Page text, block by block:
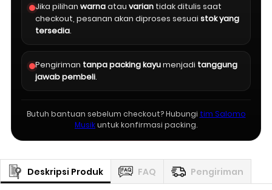
Jika pilihan warnaatau varian tidak ditulis saat
checkout, pesanan akan diproses sesuai stok yang
tersedia.
Pengiriman tanpa packing kayumenjadi tanggung
jawab pembeli.
Butuh bantuan sebelum checkout? Hubungi tim Salomo
Musikuntuk konfirmasi packing.
Deskripsi Produk FAQ Pengiriman